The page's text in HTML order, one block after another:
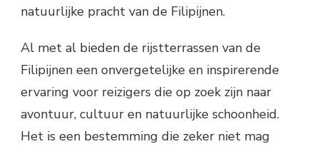
natuurlijke pracht van de Filipijnen.
Al met al bieden de rijstterrassen van de
Filipijnen een onvergetelijke en inspirerende
ervaring voor reizigers die op zoek zijn naar
avontuur, cultuur en natuurlijke schoonheid.
Het is een bestemming die zeker niet mag